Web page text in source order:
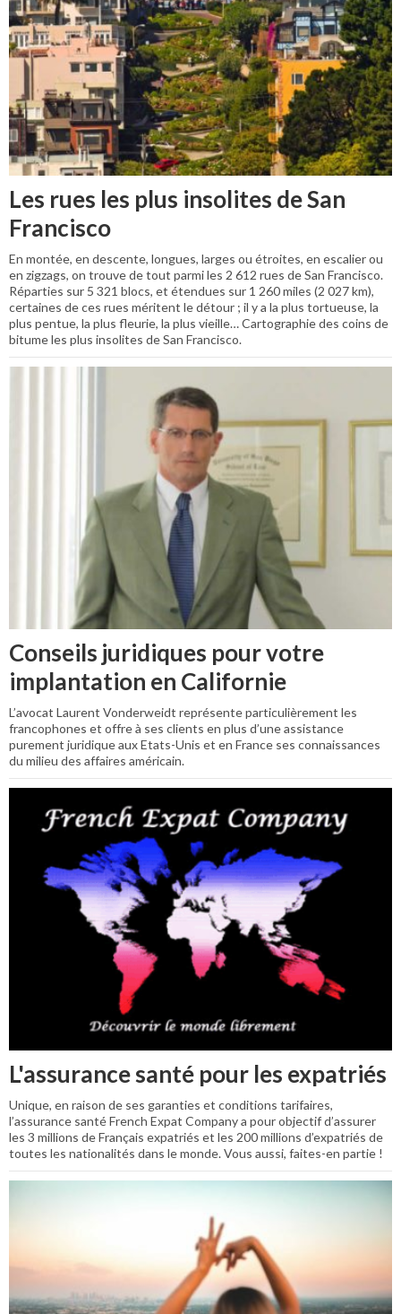
Les rues les plus insolites de San
Francisco
En montée, en descente, longues, larges ou étroites, en escalier ou
en zigzags, on trouve de tout parmi les 2 612 rues de San Francisco.
Réparties sur 5 321 blocs, et étendues sur 1 260 miles (2 027 km),
certaines de ces rues méritent le détour ; il y a la plus tortueuse, la
plus pentue, la plus fleurie, la plus vieille… Cartographie des coins de
bitume les plus insolites de San Francisco.
Conseils juridiques pour votre
implantation en Californie
L’avocat Laurent Vonderweidt représente particulièrement les
francophones et offre à ses clients en plus d’une assistance
purement juridique aux Etats-Unis et en France ses connaissances
du milieu des affaires américain.
L'assurance santé pour les expatriés
Unique, en raison de ses garanties et conditions tarifaires,
l’assurance santé French Expat Company a pour objectif d’assurer
les 3 millions de Français expatriés et les 200 millions d’expatriés de
toutes les nationalités dans le monde. Vous aussi, faites-en partie !